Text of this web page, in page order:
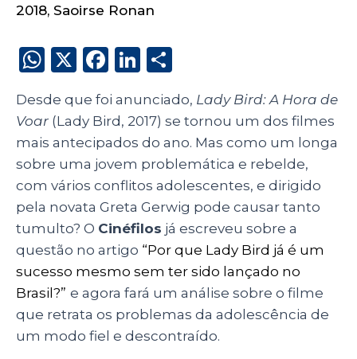
2018, Saoirse Ronan
W
a
ts
A
p
p
X
F
c
e
b
o
o
k
Li
k
e
dI
n
a
re
Desde que foi anunciado, Lady Bird: A Hora de
Voar (Lady Bird, 2017) se tornou um dos filmes
mais antecipados do ano. Mas como um longa
sobre uma jovem problemática e rebelde,
com vários conflitos adolescentes, e dirigido
pela novata Greta Gerwig pode causar tanto
tumulto? O Cinéfilos já escreveu sobre a
questão no artigo “Por que Lady Bird já é um
sucesso mesmo sem ter sido lançado no
Brasil?” e agora fará um análise sobre o filme
que retrata os problemas da adolescência de
um modo fiel e descontraído.